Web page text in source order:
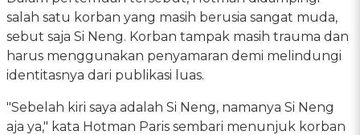
salah satu korban yang masih berusia sangat muda,
sebut saja Si Neng. Korban tampak masih trauma dan
harus menggunakan penyamaran demi melindungi
identitasnya dari publikasi luas.
"Sebelah kiri saya adalah Si Neng, namanya Si Neng
aja ya," kata Hotman Paris sembari menunjuk korban